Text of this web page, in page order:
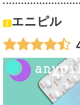
1 エニピル